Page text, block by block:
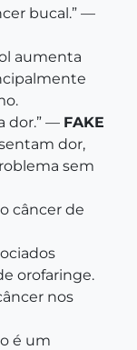
bucal.” —
aumenta
dor.” — FAKE
dor,
sem
câncer de
orofaringe.
nos
é um